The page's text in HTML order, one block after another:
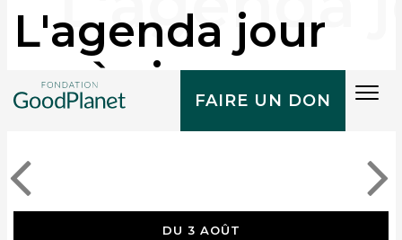
FAIRE UN DON
L'agenda jour
après jour
DU 3 AOÛT